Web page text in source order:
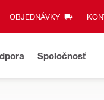
OBJEDNÁVKY
Spoločnosť